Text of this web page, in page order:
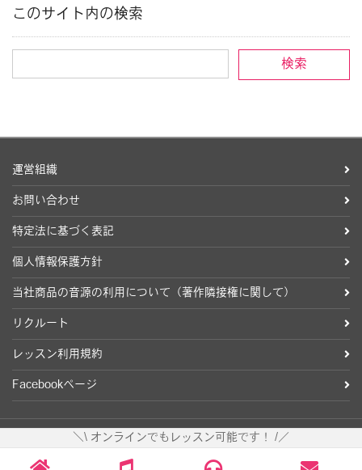
このサイト内の検索
運営組織
お問い合わせ
特定法に基づく表記
個人情報保護方針
当社商品の音源の利用について（著作隣接権に関して）
リクルート
レッスン利用規約
Facebookページ
＼\ オンラインでもレッスン可能です！ /／